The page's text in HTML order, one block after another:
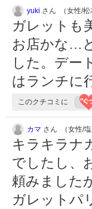
yuki さん （女性/松
ガレットも
お店かな…
した。デー
はランチに
このクチコミに
カマ さん （女性/塩
キラキラナ
でしたし、
頼みました
ガレットパ